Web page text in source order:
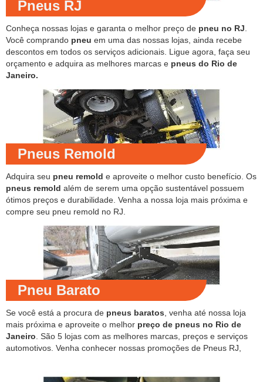
Pneus RJ
Conheça nossas lojas e garanta o melhor preço de pneu no RJ
Você comprando pneu em uma das nossas lojas, ainda recebe
descontos em todos os serviços adicionais. Ligue agora, faça seu
orçamento e adquira as melhores marcas e pneus do Rio de
Janeiro.
Pneus Remold
Adquira seu pneu remold e aproveite o melhor custo benefício. Os
pneus remold além de serem uma opção sustentável possuem
ótimos preços e durabilidade. Venha a nossa loja mais próxima e
compre seu pneu remold no RJ.
Pneu Barato
Se você está a procura de pneus baratos , venha até nossa loja
mais próxima e aproveite o melhor preço de pneus no Rio de
Janeiro . São 5 lojas com as melhores marcas, preços e serviços
automotivos. Venha conhecer nossas promoções de Pneus RJ,